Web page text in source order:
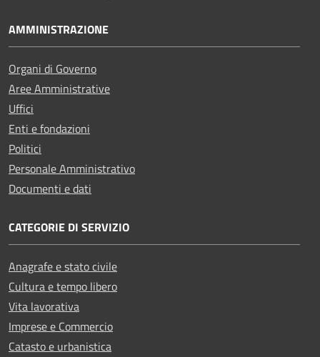
AMMINISTRAZIONE
Organi di Governo
Aree Amministrative
Uffici
Enti e fondazioni
Politici
Personale Amministrativo
Documenti e dati
CATEGORIE DI SERVIZIO
Anagrafe e stato civile
Cultura e tempo libero
Vita lavorativa
Imprese e Commercio
Catasto e urbanistica